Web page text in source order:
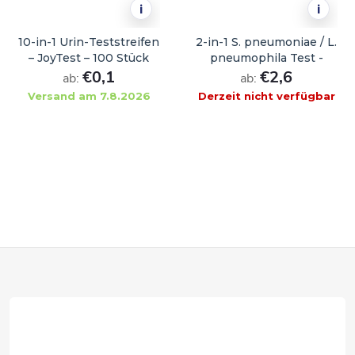
i
10-in-1 Urin-Teststreifen
– JoyTest – 100 Stück
ab: €0,1
Versand am 7.8.2026
i
2-in-1 S. pneumoniae / L.
pneumophila Test -
JoyTest - 1 Stück
ab: €2,6
Derzeit nicht verfügbar